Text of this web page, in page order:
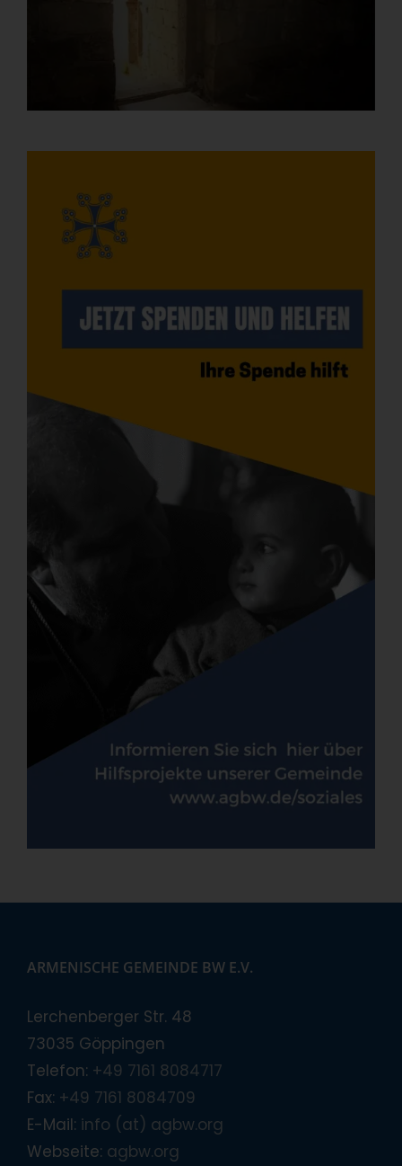
ARMENISCHE GEMEINDE BW E.V.
Lerchenberger Str. 48
73035 Göppingen
Telefon: +49 7161 8084717
Fax: +49 7161 8084709
E-Mail: info (at) agbw.org
Webseite: agbw.org